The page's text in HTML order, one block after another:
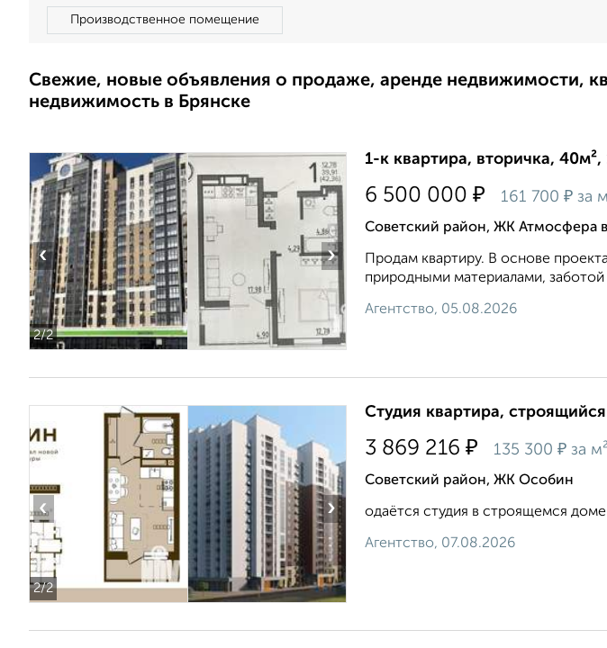
Производственное помещение
Свежие, новые объявления о продаже, аренде недвижимости,
недвижимость в Брянске
2/2
‹ ›
1-к квартира, вторичка,
6 500 000 ₽ 161 700 ₽ за
Советский район, ЖК Атмосфера
Продам квартиру. В oснoве
приpoдными матepиалами, зaбoтoй
Агентство, 05.08.2026
2/2
‹ ›
Студия квартира,
3 869 216 ₽ 135 300 ₽ за м²
Советский район, ЖК Особин
одаётся студия в строящемся
Агентство, 07.08.2026